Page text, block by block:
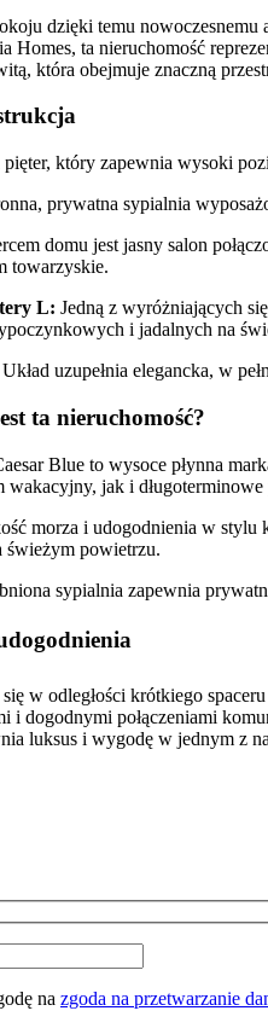
dzięki temu
Homes, ta nieruchomość
która obejmuje znaczną
pięter, który zapewnia wysoki
prywatna sypialnia
domu jest jasny salon
towarzyskie.
L: Jedną z wyróżniających
i jadalnych na
Układ uzupełnia elegancka, w
ta nieruchomość?
Blue to wysoce płynna
jak i
morza i udogodnienia w stylu
świeżym powietrzu.
sypialnia zapewnia
w odległości krótkiego
i dogodnymi połączeniami
luksus i wygodę w jednym z
na zgoda na przetwarzanie